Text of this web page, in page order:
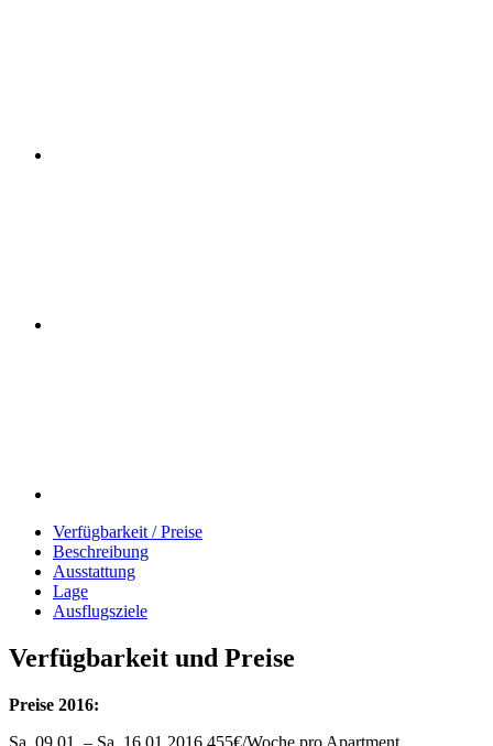
Verfügbarkeit / Preise
Beschreibung
Ausstattung
Lage
Ausflugsziele
Verfügbarkeit und Preise
Preise 2016:
Sa. 09.01. – Sa. 16.01.2016 455€/Woche pro Apartment